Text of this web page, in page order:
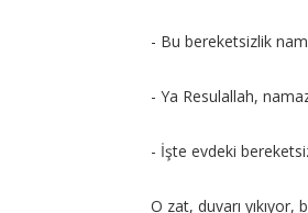
- Bu bereketsizlik
- Ya Resulallah,
- İşte evdeki
O zat, duvarı